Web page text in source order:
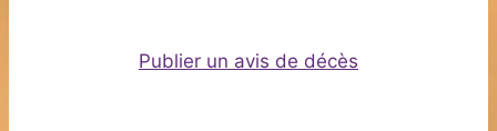
Publier un avis de décès